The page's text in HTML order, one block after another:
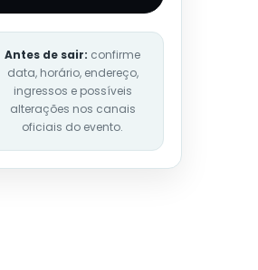
Antes de sair: confirme
data, horário, endereço,
ingressos e possíveis
alterações nos canais
oficiais do evento.